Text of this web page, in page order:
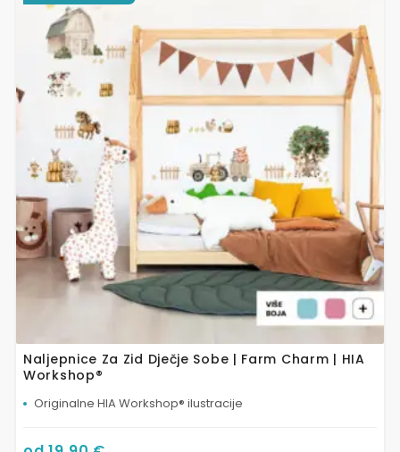
Naljepnice Za Zid Dječje Sobe | Farm Charm | HIA
Workshop®
Originalne HIA Workshop® ilustracije
proizvod
Opcije
se
mogu
odabrati
na
stranici
proizvoda